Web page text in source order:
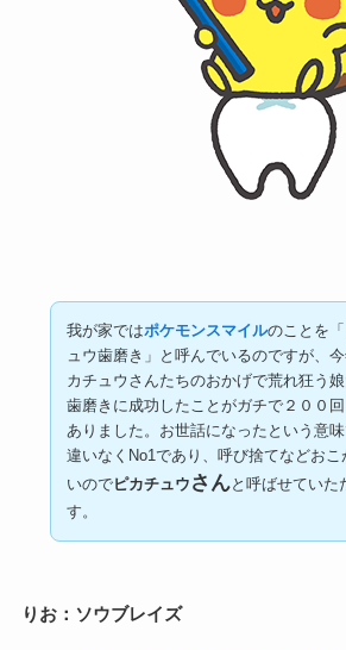
我が家ではポケモンスマイルのことを
ュウ歯磨き」と呼んでいるのですが、
カチュウさんたちのおかげで荒れ狂う
歯磨きに成功したことがガチで２００
ありました。お世話になったという意
違いなくNo1であり、呼び捨てなどおこ
いのでピカチュウ さんと呼ばせていた
す。
りお：ソウブレイズ